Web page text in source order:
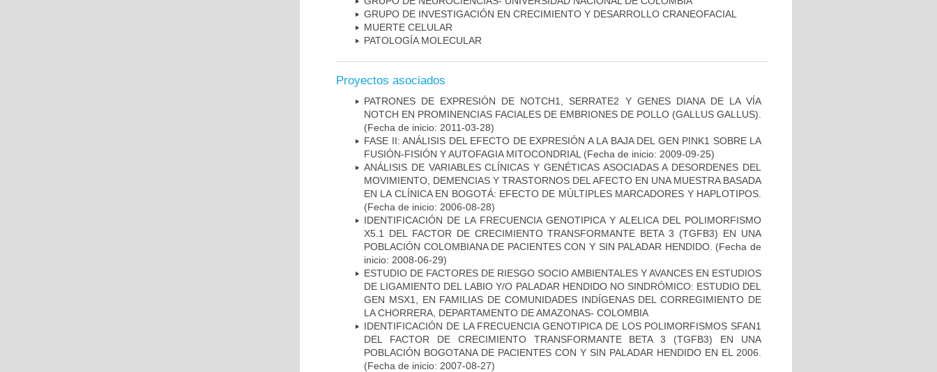
GRUPO DE INVESTIGACIÓN EN CRECIMIENTO Y DESARROLLO CRANEOFACIAL
MUERTE CELULAR
PATOLOGÍA MOLECULAR
Proyectos asociados
PATRONES DE EXPRESIÓN DE NOTCH1, SERRATE2 Y GENES DIANA DE LA VÍA
NOTCH EN PROMINENCIAS FACIALES DE EMBRIONES DE POLLO (GALLUS GALLUS).
(Fecha de inicio: 2011-03-28)
FASE II: ANÁLISIS DEL EFECTO DE EXPRESIÓN A LA BAJA DEL GEN PINK1 SOBRE LA
FUSIÓN-FISIÓN Y AUTOFAGIA MITOCONDRIAL (Fecha de inicio: 2009-09-25)
ANÁLISIS DE VARIABLES CLÍNICAS Y GENÉTICAS ASOCIADAS A DESORDENES DEL
MOVIMIENTO, DEMENCIAS Y TRASTORNOS DEL AFECTO EN UNA MUESTRA BASADA
EN LA CLÍNICA EN BOGOTÁ: EFECTO DE MÚLTIPLES MARCADORES Y HAPLOTIPOS.
(Fecha de inicio: 2006-08-28)
IDENTIFICACIÓN DE LA FRECUENCIA GENOTIPICA Y ALELICA DEL POLIMORFISMO
X5.1 DEL FACTOR DE CRECIMIENTO TRANSFORMANTE BETA 3 (TGFB3) EN UNA
POBLACIÓN COLOMBIANA DE PACIENTES CON Y SIN PALADAR HENDIDO. (Fecha de
inicio: 2008-06-29)
ESTUDIO DE FACTORES DE RIESGO SOCIO AMBIENTALES Y AVANCES EN ESTUDIOS
DE LIGAMIENTO DEL LABIO Y/O PALADAR HENDIDO NO SINDRÓMICO: ESTUDIO DEL
GEN MSX1, EN FAMILIAS DE COMUNIDADES INDÍGENAS DEL CORREGIMIENTO DE
LA CHORRERA, DEPARTAMENTO DE AMAZONAS- COLOMBIA
IDENTIFICACIÓN DE LA FRECUENCIA GENOTIPICA DE LOS POLIMORFISMOS SFAN1
DEL FACTOR DE CRECIMIENTO TRANSFORMANTE BETA 3 (TGFB3) EN UNA
POBLACIÓN BOGOTANA DE PACIENTES CON Y SIN PALADAR HENDIDO EN EL 2006.
(Fecha de inicio: 2007-08-27)